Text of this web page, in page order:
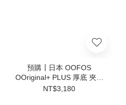
預購┃日本 OOFOS
OOriginal+ PLUS 厚底 夾腳
拖 拖鞋 肌力恢復紓壓鞋
NT$3,180